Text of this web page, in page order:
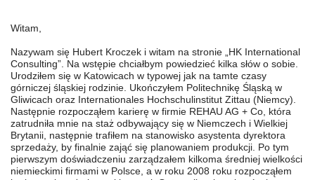
Witam,
Nazywam się Hubert Kroczek i witam na stronie „HK International
Consulting”. Na wstępie chciałbym powiedzieć kilka słów o sobie.
Urodziłem się w Katowicach w typowej jak na tamte czasy
górniczej śląskiej rodzinie. Ukończyłem Politechnikę Śląską w
Gliwicach oraz Internationales Hochschulinstitut Zittau (Niemcy).
Następnie rozpocząłem karierę w firmie REHAU AG + Co, która
zatrudniła mnie na staż odbywający się w Niemczech i Wielkiej
Brytanii, następnie trafiłem na stanowisko asystenta dyrektora
sprzedaży, by finalnie zająć się planowaniem produkcji. Po tym
pierwszym doświadczeniu zarządzałem kilkoma średniej wielkości
niemieckimi firmami w Polsce, a w roku 2008 roku rozpocząłem